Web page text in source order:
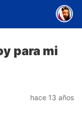
para mi
hace 13 años